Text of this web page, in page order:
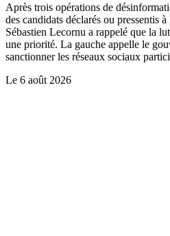
Après trois opérations de
des candidats déclarés ou pressentis
Sébastien Lecornu a rappelé que la
une priorité. La gauche appelle le
sanctionner les réseaux sociaux
Le 6 août 2026